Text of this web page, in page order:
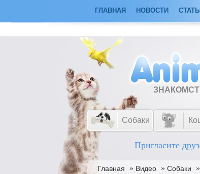
ГЛАВНАЯ НОВОСТИ
Собаки
Пригласите
Главная » Видео » Собаки »